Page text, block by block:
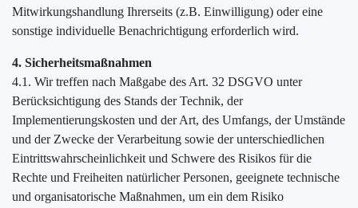
Mitwirkungshandlung Ihrerseits (z.B. Einwilligung) oder eine
sonstige individuelle Benachrichtigung erforderlich wird.
4. Sicherheitsmaßnahmen
4.1. Wir treffen nach Maßgabe des Art. 32 DSGVO unter
Berücksichtigung des Stands der Technik, der
Implementierungskosten und der Art, des Umfangs, der Umstände
und der Zwecke der Verarbeitung sowie der unterschiedlichen
Eintrittswahrscheinlichkeit und Schwere des Risikos für die
Rechte und Freiheiten natürlicher Personen, geeignete technische
und organisatorische Maßnahmen, um ein dem Risiko